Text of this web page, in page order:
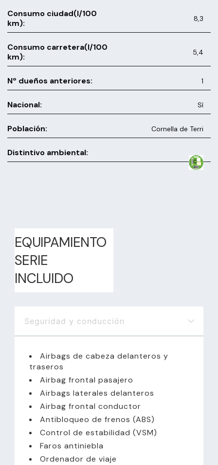
Consumo ciudad(l/100
km):
8,3
Consumo carretera(l/100
km):
5,4
Nº dueños anteriores: 1
Nacional: Sí
Población: Cornella de Terri
Distintivo ambiental:
EQUIPAMIENTO
SERIE
INCLUIDO
Seguridad y conducción
Airbags de cabeza delanteros y
traseros
Airbag frontal pasajero
Airbags laterales delanteros
Airbag frontal conductor
Antibloqueo de frenos (ABS)
Control de estabilidad (VSM)
Faros antiniebla
Ordenador de viaje